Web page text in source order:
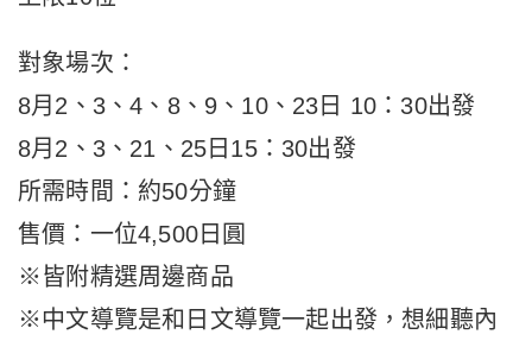
對象場次：
8月2、3、4、8、9、10、23日 10：30出發
8月2、3、21、25日15：30出發
所需時間：約50分鐘
售價：一位4,500日圓
※皆附精選周邊商品
※中文導覽是和日文導覽一起出發，想細聽內